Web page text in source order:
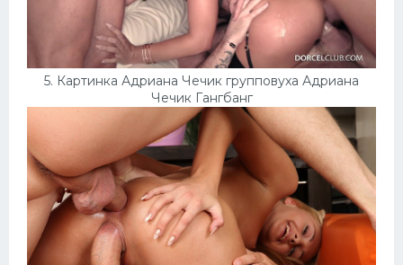
5. Картинка Адриана Чечик групповуха Адриана
Чечик Гангбанг